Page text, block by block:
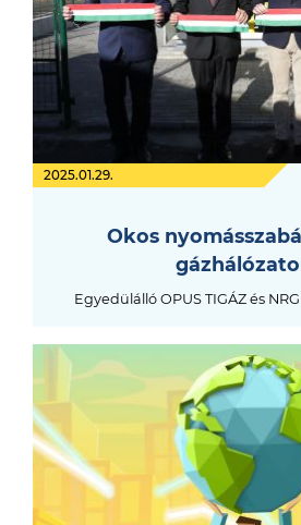
2025.01.29.
Okos
Egyedülálló OPUS TIGÁZ és